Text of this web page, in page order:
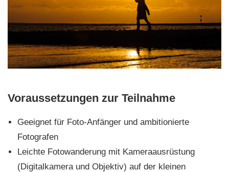
Voraussetzungen zur Teilnahme
Geeignet für Foto-Anfänger und ambitionierte
Fotografen
Leichte Fotowanderung mit Kameraausrüstung
(Digitalkamera und Objektiv) auf der kleinen